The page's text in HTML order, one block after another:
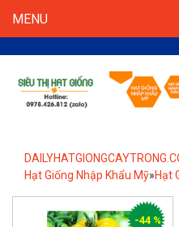
MENU
Hạt Giống Nhập Khẩu Mỹ»Hạt
-44 %